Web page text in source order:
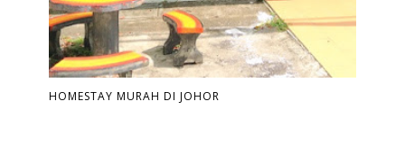
HOMESTAY MURAH DI JOHOR